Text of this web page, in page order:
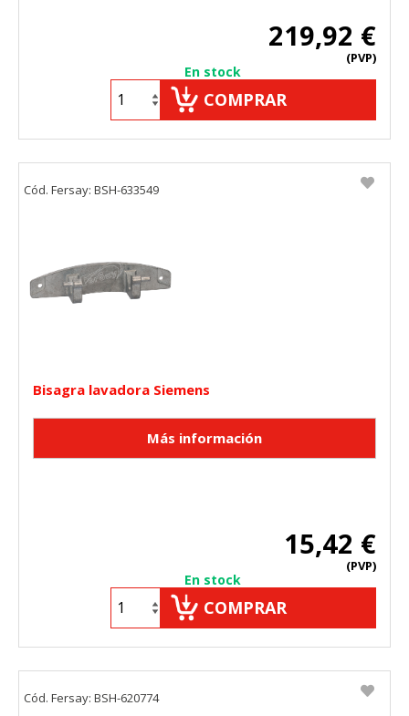
219,92 €
(PVP)
En stock
COMPRAR
Bisagra lavadora Siemens
15,42 €
(PVP)
En stock
COMPRAR
Cód. Fersay: BSH-633549
Cód. Fersay: BSH-620774